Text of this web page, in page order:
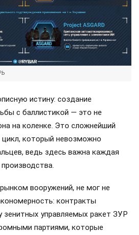
истину: создание
с баллистикой — это не
на коленке. Это сложнейший
который невозможно
ведь здесь важна каждая
вооружений, не мог не
контракты
зенитных управляемых ракет ЗУР
партиями, которые